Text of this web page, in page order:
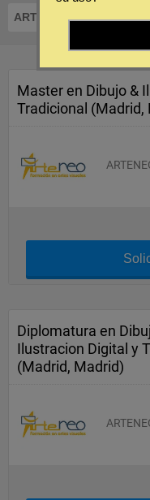
ARTENEO - Formación
Master en Dibujo &
Tradicional (Madrid,
Diplomatura en
Ilustracion Digital y
(Madrid, Madrid)